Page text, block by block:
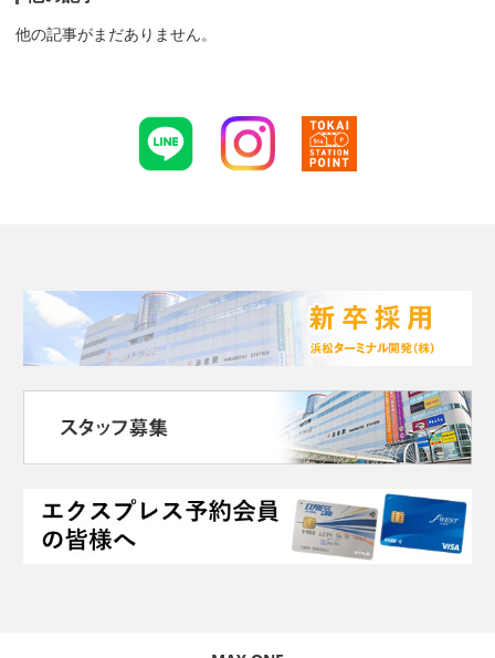
他の記事がまだありません。